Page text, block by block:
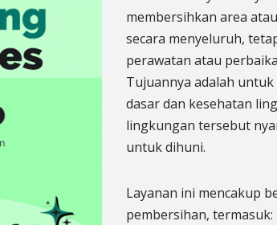
membersihkan area
secara menyeluruh,
perawatan atau
Tujuannya adalah
dasar dan kesehatan
lingkungan tersebut
untuk dihuni.
Layanan ini mencakup
pembersihan, termasuk: